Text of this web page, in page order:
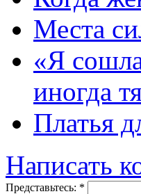
Места
«Я
иногда
Платья
Написать
Представьтесь: *